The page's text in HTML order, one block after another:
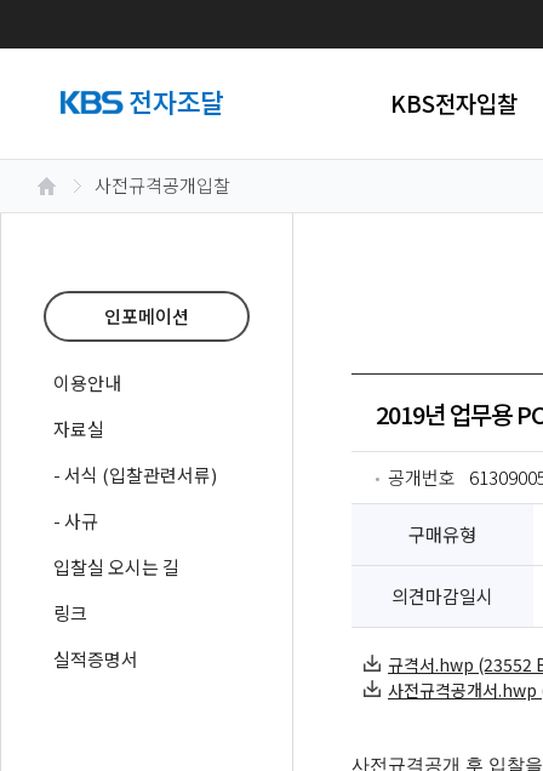
KBS전자입찰
사전규격공개입찰
인포메이션
이용안내
자료실
- 서식 (입찰관련서류)
- 사규
입찰실 오시는 길
링크
실적증명서
2019년 업무용
공개번호
구매유형
의견마감일시
규격서.hwp (23552
사전규격공개서
사전규격공개 후 입찰